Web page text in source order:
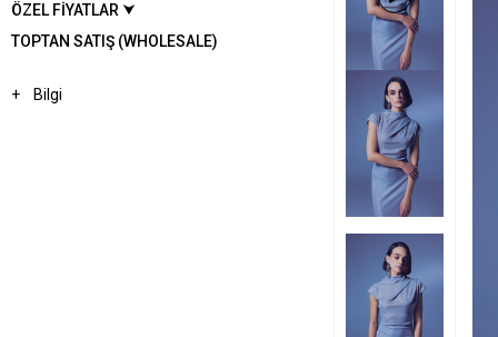
ÖZEL FİYATLAR ⮟
TOPTAN SATIŞ (WHOLESALE)
Bilgi